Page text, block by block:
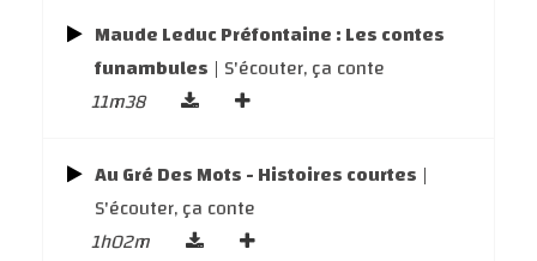
Maude Leduc Préfontaine : Les contes
funambules | S'écouter, ça conte
11m38
Au Gré Des Mots - Histoires courtes |
S'écouter, ça conte
1h02m